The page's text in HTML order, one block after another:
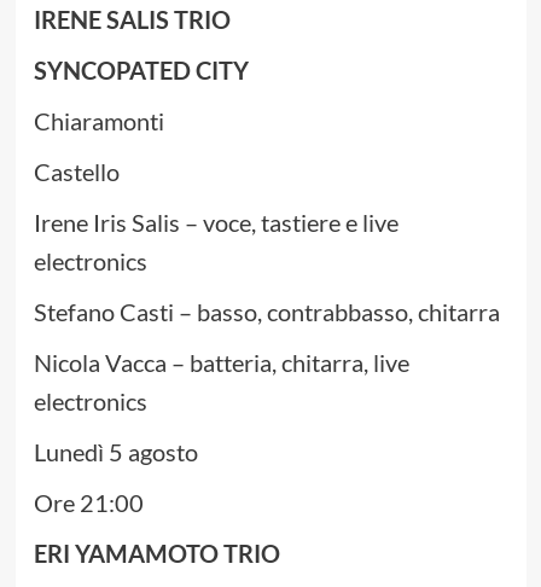
IRENE SALIS TRIO
SYNCOPATED CITY
Chiaramonti
Castello
Irene Iris Salis – voce, tastiere e live
electronics
Stefano Casti – basso, contrabbasso, chitarra
Nicola Vacca – batteria, chitarra, live
electronics
Lunedì 5 agosto
Ore 21:00
ERI YAMAMOTO TRIO